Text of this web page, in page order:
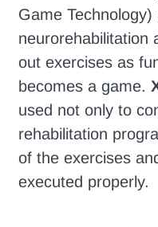
Game
neurorehabilitation
out exercises as
becomes a game.
used not only to
rehabilitation
of the exercises
executed properly.